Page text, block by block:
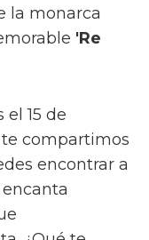
la monarca
'Re
15 de
compartimos
encontrar a